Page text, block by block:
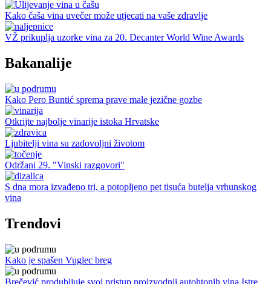
Kako čaša vina uvečer može utjecati na vaše zdravlje
VŽ prikuplja uzorke vina za 20. Decanter World Wine Awards
Bakanalije
Kako Pero Buntić sprema prave male jezične gozbe
Otkrijte najbolje vinarije istoka Hrvatske
Ljubitelji vina su zadovoljni životom
Održani 29. "Vinski razgovori"
S dna mora izvađeno tri, a potopljeno pet tisuća butelja vrhunskog
vina
Trendovi
Kako je spašen Vuglec breg
Brečević produbljuje svoj pristup proizvodnji autohtonih vina Istre